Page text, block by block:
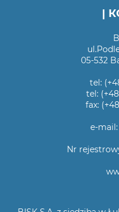
|
05-532
tel:
tel:
fax:
e-
Nr